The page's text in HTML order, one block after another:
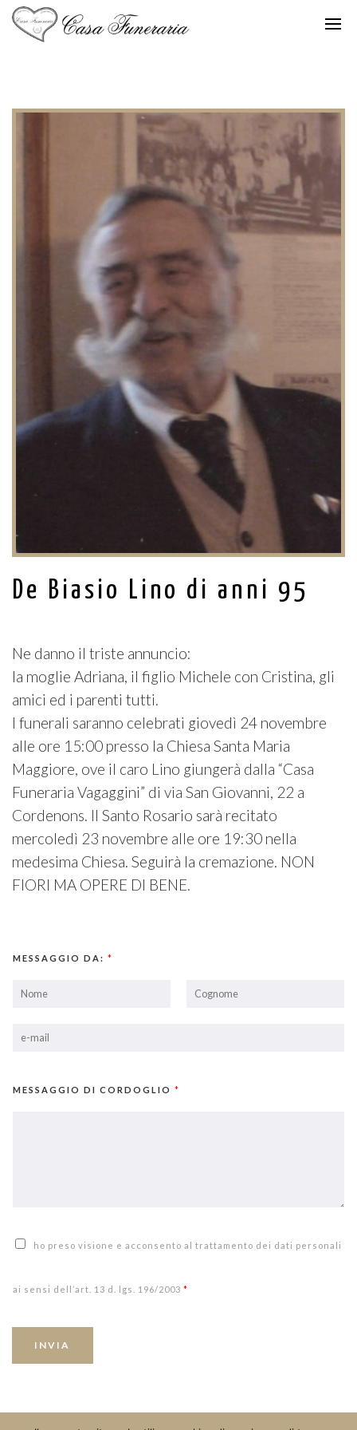
De Biasio Lino di anni 95
Ne danno il triste annuncio:
la moglie Adriana, il figlio Michele con Cristina, gli
amici ed i parenti tutti.
I funerali saranno celebrati giovedì 24 novembre
alle ore 15:00 presso la Chiesa Santa Maria
Maggiore, ove il caro Lino giungerà dalla “Casa
Funeraria Vagaggini” di via San Giovanni, 22 a
Cordenons. Il Santo Rosario sarà recitato
mercoledì 23 novembre alle ore 19:30 nella
medesima Chiesa. Seguirà la cremazione. NON
FIORI MA OPERE DI BENE.
MESSAGGIO DA: *
MESSAGGIO DI CORDOGLIO *
ho preso visione e acconsento al trattamento dei dati personali
ai sensi dell’art. 13 d. lgs. 196/2003 *
INVIA